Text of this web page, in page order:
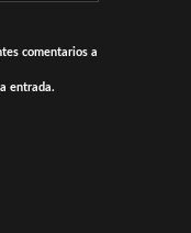
comentarios a
entrada.